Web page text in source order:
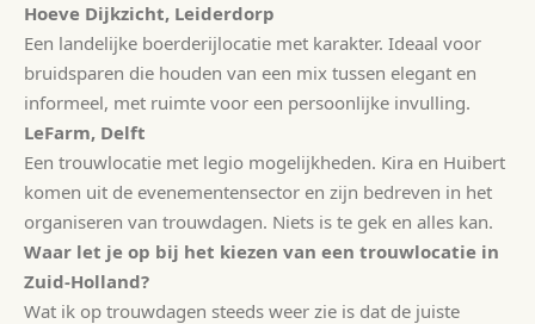
Hoeve Dijkzicht, Leiderdorp
Een landelijke boerderijlocatie met karakter. Ideaal voor
bruidsparen die houden van een mix tussen elegant en
informeel, met ruimte voor een persoonlijke invulling.
LeFarm, Delft
Een trouwlocatie met legio mogelijkheden. Kira en Huibert
komen uit de evenementensector en zijn bedreven in het
organiseren van trouwdagen. Niets is te gek en alles kan.
Waar let je op bij het kiezen van een trouwlocatie in
Zuid-Holland?
Wat ik op trouwdagen steeds weer zie is dat de juiste